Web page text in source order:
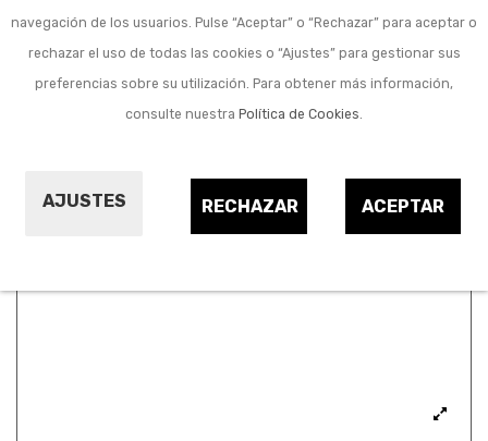
navegación de los usuarios. Pulse “Aceptar” o “Rechazar” para aceptar o
rechazar el uso de todas las cookies o “Ajustes” para gestionar sus
preferencias sobre su utilización. Para obtener más información,
consulte nuestra Política de Cookies.
AJUSTES ACEPTAR
RECHAZAR